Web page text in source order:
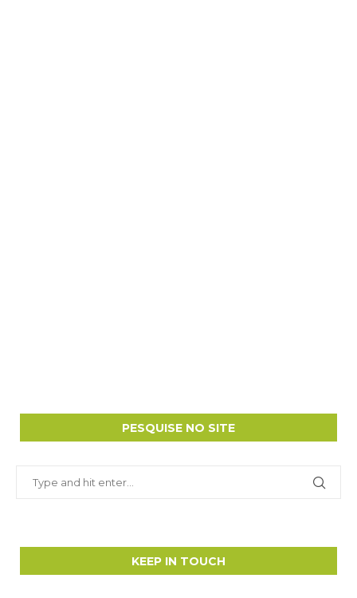
PESQUISE NO SITE
KEEP IN TOUCH